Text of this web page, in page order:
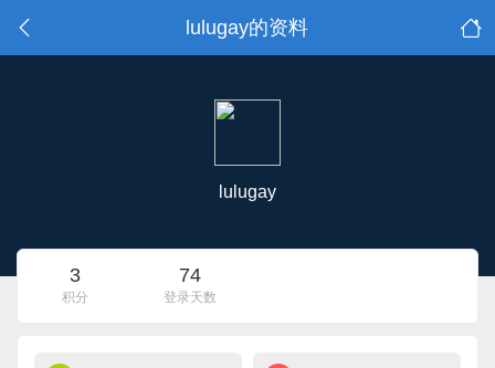
lulugay的资料
lulugay
3
积分
74
登录天数